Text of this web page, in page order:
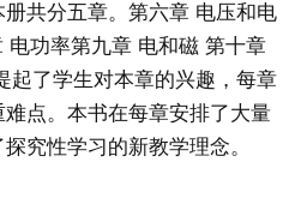
共分五章。第六章 电压和电
电功率第九章 电和磁 第十章
起了学生对本章的兴趣，每章
点。本书在每章安排了大量
究性学习的新教学理念。